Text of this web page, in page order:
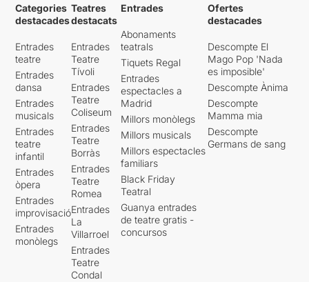
Categories
destacades
Entrades
teatre
Entrades
dansa
Entrades
musicals
Entrades
teatre
infantil
Entrades
òpera
Entrades
improvisació
Entrades
monòlegs
Teatres
destacats
Entrades
Teatre
Tívoli
Entrades
Teatre
Coliseum
Entrades
Teatre
Borràs
Entrades
Teatre
Romea
Entrades
La
Villarroel
Entrades
Teatre
Condal
Entrades
Abonaments
teatrals
Tiquets Regal
Entrades
espectacles a
Madrid
Millors monòlegs
Millors musicals
Millors espectacles
familiars
Black Friday
Teatral
Guanya entrades
de teatre gratis -
concursos
Ofertes
destacades
Descompte El
Mago Pop 'Nada
es imposible'
Descompte Ànima
Descompte
Mamma mia
Descompte
Germans de sang